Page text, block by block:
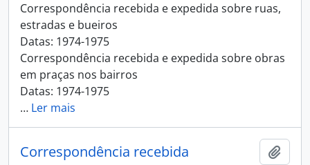
Correspondência recebida e expedida sobre ruas,
estradas e bueiros
Datas: 1974-1975
Correspondência recebida e expedida sobre obras
em praças nos bairros
Datas: 1974-1975
… Ler mais
Correspondência recebida